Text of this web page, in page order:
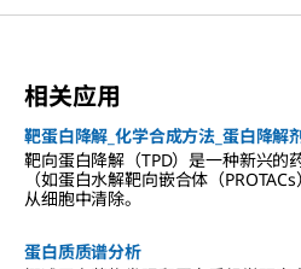
相关应用
靶蛋白降解_化学合成方法_蛋白降解
靶向蛋白降解（TPD）是一种新兴的
（如蛋白水解靶向嵌合体（
从细胞中清除。
蛋白质质谱分析